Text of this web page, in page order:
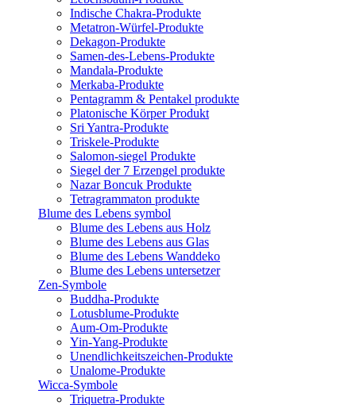
Indische Chakra-Produkte
Metatron-Würfel-Produkte
Dekagon-Produkte
Samen-des-Lebens-Produkte
Mandala-Produkte
Merkaba-Produkte
Pentagramm & Pentakel produkte
Platonische Körper Produkt
Sri Yantra-Produkte
Triskele-Produkte
Salomon-siegel Produkte
Siegel der 7 Erzengel produkte
Nazar Boncuk Produkte
Tetragrammaton produkte
Blume des Lebens symbol​
Blume des Lebens aus Holz
Blume des Lebens aus Glas
Blume des Lebens Wanddeko
Blume des Lebens untersetzer
Zen-Symbole
Buddha-Produkte
Lotusblume-Produkte
Aum-Om-Produkte
Yin-Yang-Produkte
Unendlichkeitszeichen-Produkte
Unalome-Produkte
Wicca-Symbole
Triquetra-Produkte